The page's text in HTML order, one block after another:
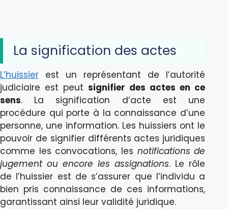
La signification des actes
L’huissier est un représentant de l’autorité
judiciaire est peutsignifier des actes en ce
sens. La signification d’acte est une
procédure qui porte à la connaissance d’une
personne, une information. Les huissiers ont le
pouvoir de signifier différents actes juridiques
comme les convocations, les notifications de
jugement ou encore les assignations. Le rôle
de l’huissier est de s’assurer que l’individu a
bien pris connaissance de ces informations,
garantissant ainsi leur validité juridique.